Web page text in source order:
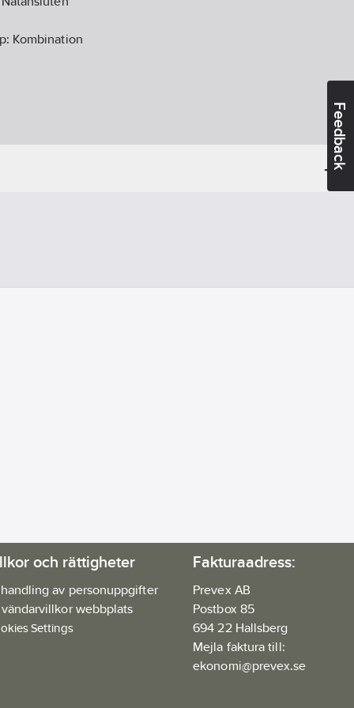
Feedback
Kombination
och rättigheter
av personuppgifter
webbplats
Settings
Fakturaadress:
Prevex AB
Postbox 85
694 22 Hallsberg
Mejla faktura till:
ekonomi@prevex.se